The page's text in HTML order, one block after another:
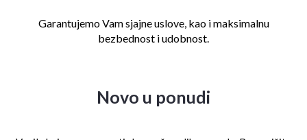
Garantujemo Vam sjajne uslove, kao i maksimalnu
bezbednost i udobnost.
Novo u ponudi